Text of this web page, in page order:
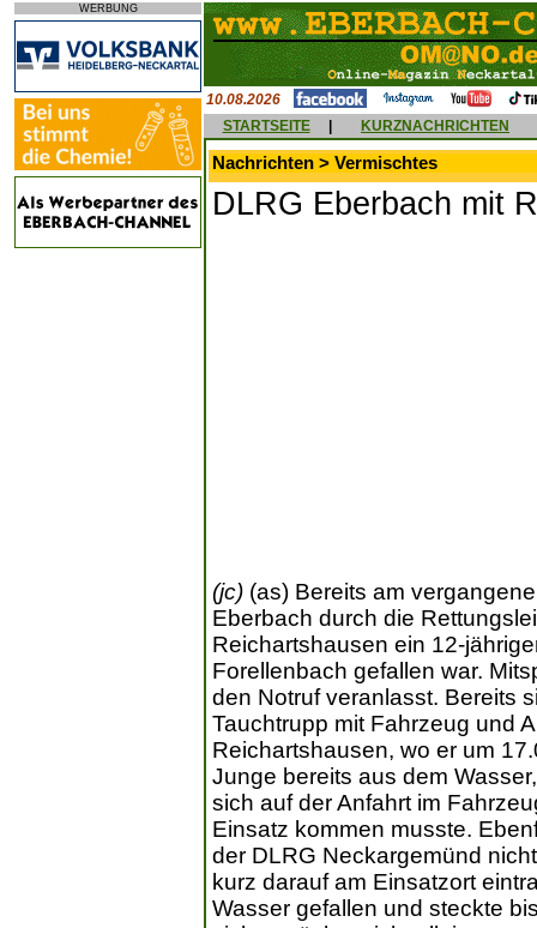
WERBUNG
10.08.2026
STARTSEITE
KURZNACHRICHTEN
Nachrichten > Vermischtes
DLRG Eberbach mit
(jc) (as) Bereits am
Eberbach durch die
Reichartshausen ein 12-
Forellenbach gefallen war.
den Notruf veranlasst. Bereits
Tauchtrupp mit Fahrzeug und
Reichartshausen, wo er um
Junge bereits aus dem
sich auf der Anfahrt im
Einsatz kommen musste.
der DLRG Neckargemünd
kurz darauf am Einsatzort
Wasser gefallen und steckte